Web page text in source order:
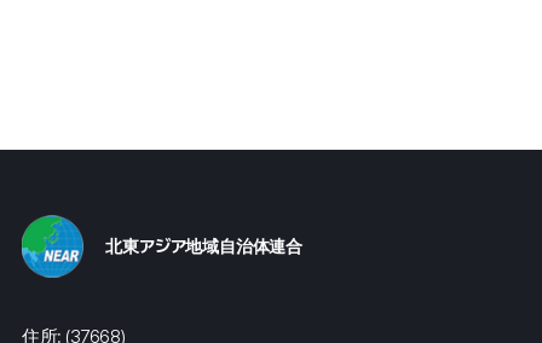
北東アジア地域自治体連合
住所: (37668)